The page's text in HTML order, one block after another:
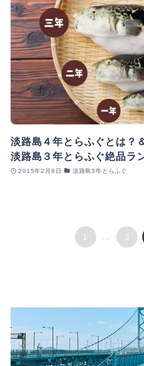
淡路島４年とらふぐとは？
淡路島３年とらふぐ絶品ラ
2015年2月8日 淡路島3年とらふぐ
1 ... 3